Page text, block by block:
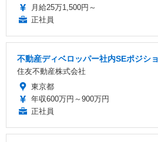
月給25万1,500円～
正社員
不動産ディベロッパー社内SEポジシ
住友不動産株式会社
東京都
年収600万円～900万円
正社員